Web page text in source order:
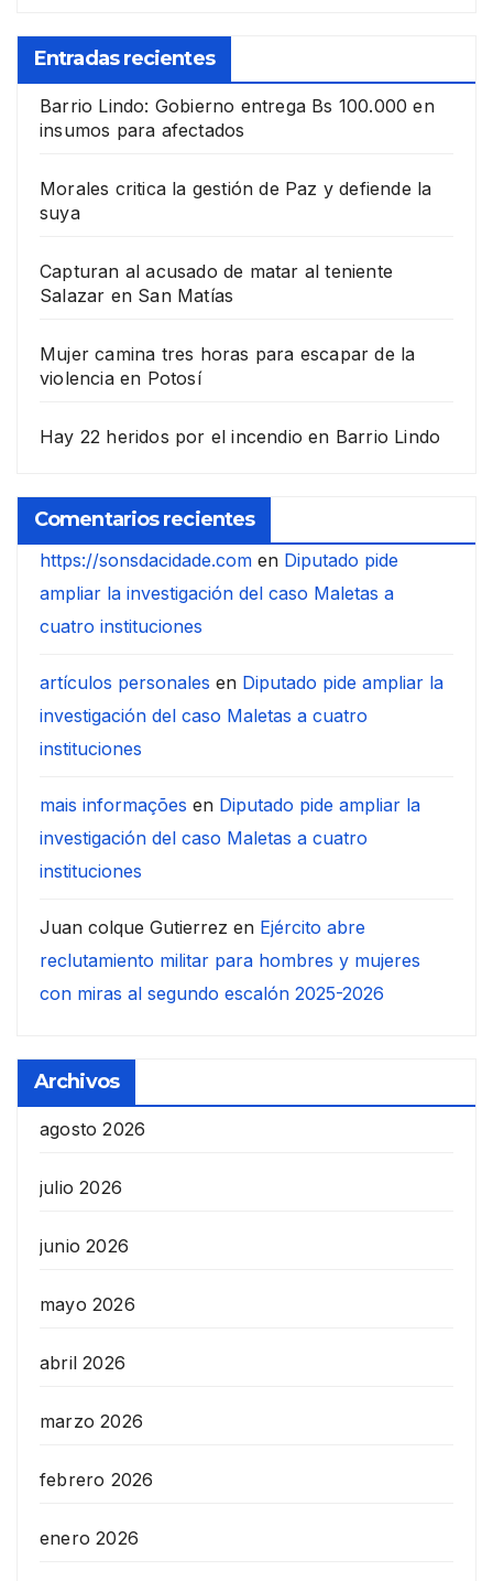
Entradas recientes
Barrio Lindo: Gobierno entrega Bs 100.000 en
insumos para afectados
Morales critica la gestión de Paz y defiende la
suya
Capturan al acusado de matar al teniente
Salazar en San Matías
Mujer camina tres horas para escapar de la
violencia en Potosí
Hay 22 heridos por el incendio en Barrio Lindo
Comentarios recientes
https://sonsdacidade.com en Diputado pide
ampliar la investigación del caso Maletas a
cuatro instituciones
artículos personales en Diputado pide ampliar la
investigación del caso Maletas a cuatro
instituciones
mais informações en Diputado pide ampliar la
investigación del caso Maletas a cuatro
instituciones
Juan colque Gutierrez en Ejército abre
reclutamiento militar para hombres y mujeres
con miras al segundo escalón 2025-2026
Archivos
agosto 2026
julio 2026
junio 2026
mayo 2026
abril 2026
marzo 2026
febrero 2026
enero 2026